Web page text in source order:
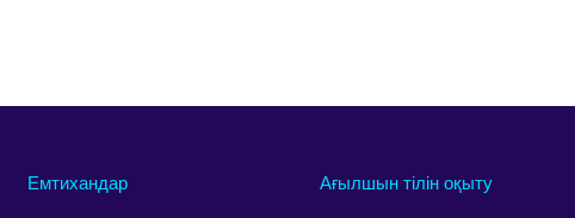
Емтихандар Ағылшын тілін оқыту